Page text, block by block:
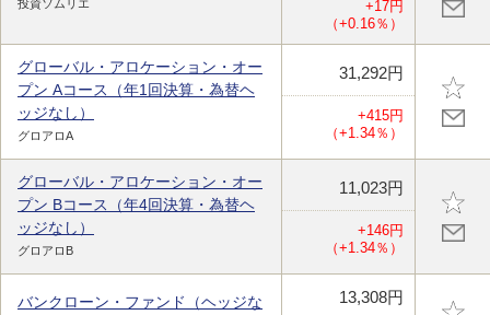
投資ソムリエ
+17円
（+0.16％）
グローバル・アロケーション・オー
プン Aコース（年1回決算・為替ヘ
ッジなし）
グロアロA
31,292円
+415円
（+1.34％）
グローバル・アロケーション・オー
プン Bコース（年4回決算・為替ヘ
ッジなし）
グロアロB
11,023円
+146円
（+1.34％）
バンクローン・ファンド（ヘッジな
13,308円